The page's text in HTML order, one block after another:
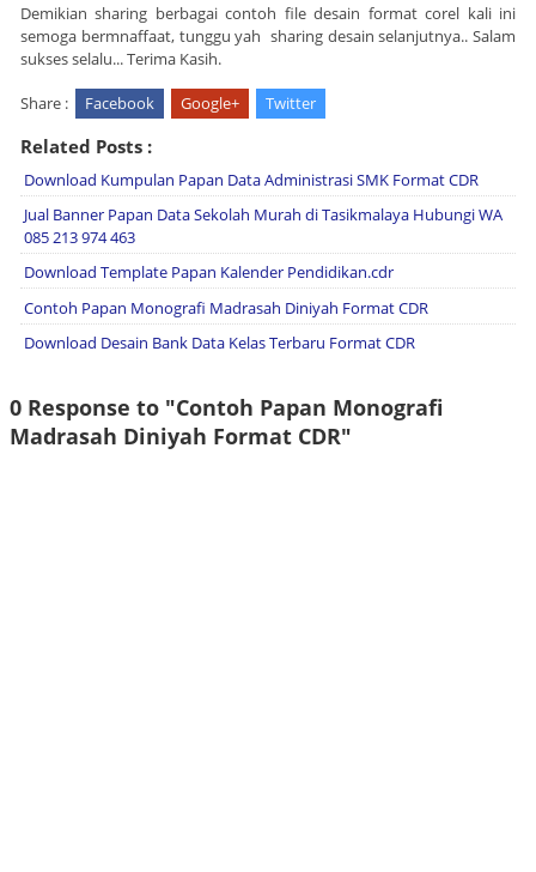
Demikian sharing berbagai contoh file desain format corel kali ini
semoga bermnaffaat, tunggu yah sharing desain selanjutnya.. Salam
sukses selalu... Terima Kasih.
Share : Facebook Google+ Twitter
Related Posts :
Download Kumpulan Papan Data Administrasi SMK Format CDR
Jual Banner Papan Data Sekolah Murah di Tasikmalaya Hubungi WA
085 213 974 463
Download Template Papan Kalender Pendidikan.cdr
Contoh Papan Monografi Madrasah Diniyah Format CDR
Download Desain Bank Data Kelas Terbaru Format CDR
0 Response to "Contoh Papan Monografi
Madrasah Diniyah Format CDR"